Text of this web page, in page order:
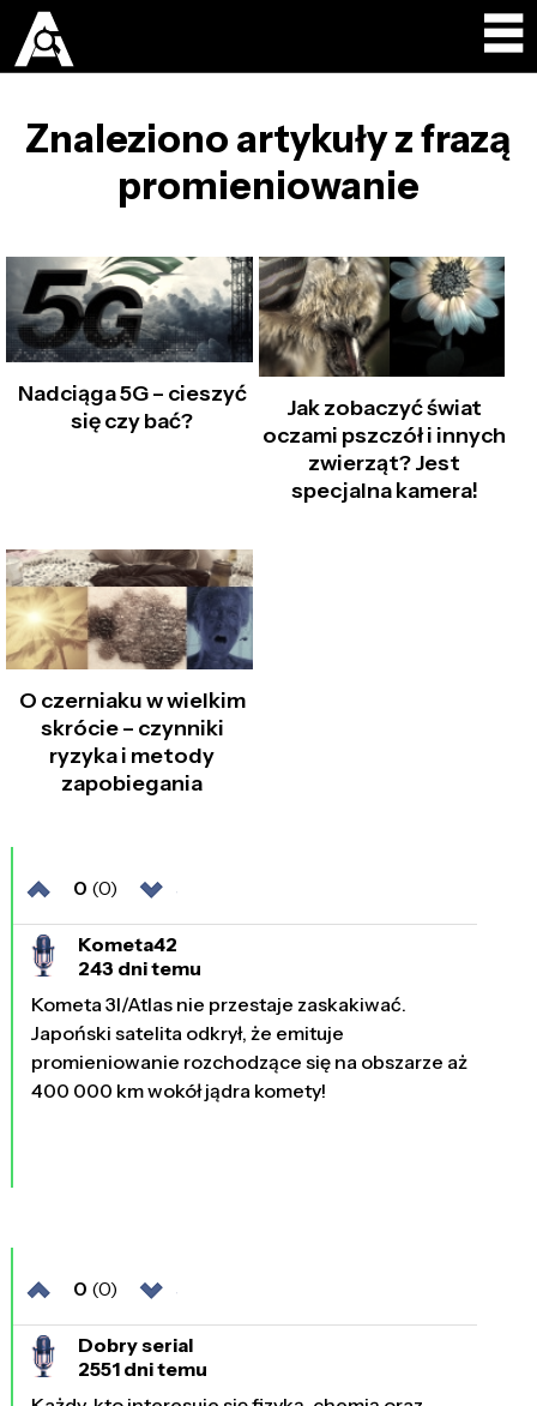
Znaleziono artykuły z frazą
promieniowanie
Nadciąga 5G – cieszyć
się czy bać?
Jak zobaczyć świat
oczami pszczół i innych
zwierząt? Jest
specjalna kamera!
O czerniaku w wielkim
skrócie – czynniki
ryzyka i metody
zapobiegania
0 (0)
Kometa42
243 dni temu
Kometa 3I/Atlas nie przestaje zaskakiwać.
Japoński satelita odkrył, że emituje
promieniowanie rozchodzące się na obszarze aż
400 000 km wokół jądra komety!
0 (0)
Dobry serial
2551 dni temu